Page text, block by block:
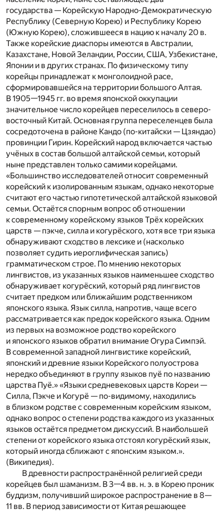
государства — Корейскую Народно-Демократическую
Республику (Северную Корею) и Республику Корею
(Южную Корею), сложившееся в нацию к началу 20 в.
Также корейские диаспоры имеются в Австралии,
Казахстане, Новой Зеландии, России, США, Узбекистане,
Японии и в других странах. По физическому типу
корейцы принадлежат к монголоидной расе,
сформировавшейся на территории большого Алтая.
В 1905—1945 гг. во время японской оккупации
значительное число корейцев переселилось в северо-
восточный Китай. Основная группа переселенцев была
сосредоточена в районе Кандо (по-китайски — Цзяндао)
провинции Гирин. Корейский народ включается частью
учёных в состав большой алтайской семьи, который
ныне представлен только самими корейцами.
«Большинство исследователей относит современный
корейский к изолированным языкам, однако некоторые
считают его частью гипотетической алтайской языковой
семьи. Остаётся спорным вопрос об отношении
к современному корейскому языков Трёх корейских
царств — пэкче, силла и когурёского, хотя все три языка
обнаруживают сходство в лексике и (насколько
позволяет судить иероглифическая запись)
грамматическом строе. По мнению некоторых
лингвистов, из указанных языков наименьшее сходство
обнаруживает когурёский, который ряд лингвистов
считает предком или ближайшим родственником
японского языка. Язык силла, напротив, чаще всего
рассматривается как предок корейского языка. Одним
из первых на возможное родство корейского
и японского языков обратил внимание Огура Симпэй.
В современной западной лингвистике корейский,
японский и древние языки Корейского полуострова
нередко объединяют в группу языков пуё по названию
царства Пуё.» «Языки средневековых царств Кореи —
Силла, Пэкче и Когурё — по-видимому, находились
в близком родстве с современным корейским языком,
однако вопрос о степени родства каждого из указанных
языков остаётся предметом дискуссий. В наибольшей
степени от корейского языка отстоял когурёский язык,
который иногда сближают с японским языком.».
(Википедия).
В древности распространённой религией среди
корейцев был шаманизм. В 3—4 вв. н. э. в Корею проник
буддизм, получивший широкое распространение в 8—
11 вв. В период зависимости от Китая решающее